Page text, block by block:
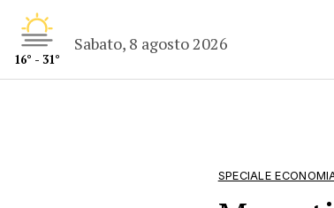
16° - 31°
Sabato, 8 agosto 2026
SPECIALE